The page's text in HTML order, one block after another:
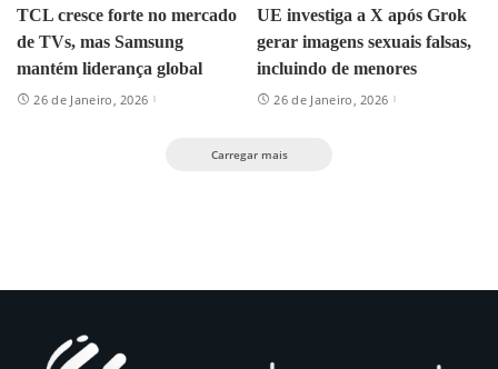
TCL cresce forte no mercado
de TVs, mas Samsung
mantém liderança global
26 de Janeiro, 2026
UE investiga a X após Grok
gerar imagens sexuais falsas,
incluindo de menores
26 de Janeiro, 2026
Carregar mais